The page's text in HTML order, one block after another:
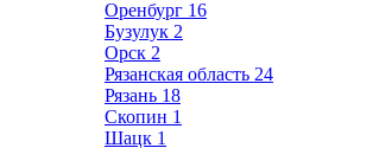
Оренбург 16
Бузулук 2
Орск 2
Рязанская область 24
Рязань 18
Скопин 1
Шацк 1